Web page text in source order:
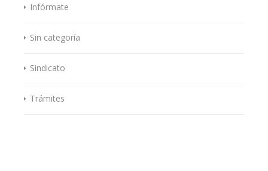
Infórmate
Sin categoría
Sindicato
Trámites